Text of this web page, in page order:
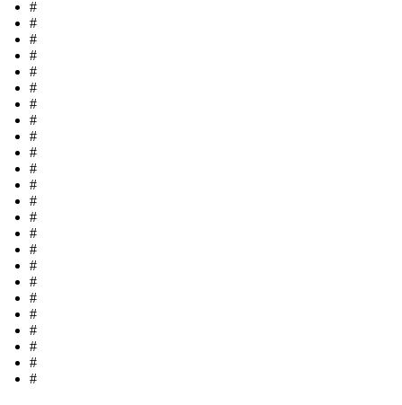
#
#
#
#
#
#
#
#
#
#
#
#
#
#
#
#
#
#
#
#
#
#
#
#